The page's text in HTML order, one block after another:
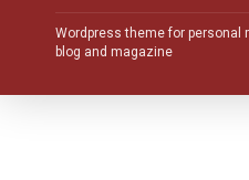
Wordpress theme for personal
blog and magazine